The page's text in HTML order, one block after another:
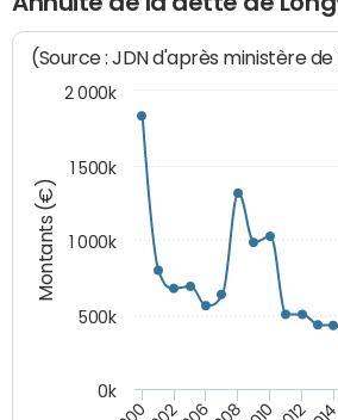
Montants (€)
(Source : JDN d'après ministère
0k
500k
1 000k
1 500k
2 000k